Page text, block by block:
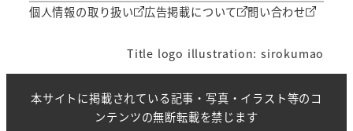
個人情報の取り扱い
広告掲載について 問い合わせ
Title logo illustration: sirokumao
本サイトに掲載されている記事・写真・イラスト等のコ
ンテンツの無断転載を禁じます